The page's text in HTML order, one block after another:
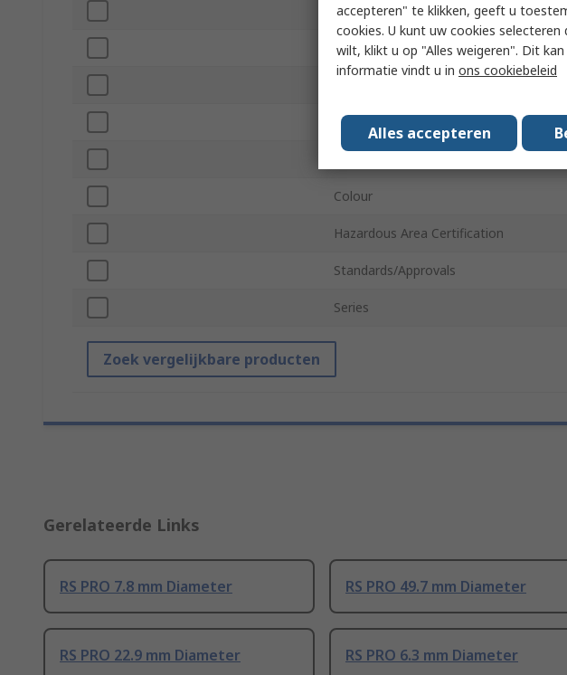
Product Type
Threaded
Material
Colour
Hazardous Area Certification
Standards/Approvals
Series
Zoek vergelijkbare producten
Gerelateerde Links
RS PRO 7.8 mm Diameter RS PRO 49.7 mm Diameter
RS PRO 22.9 mm Diameter RS PRO 6.3 mm Diameter
accepteren" te klikken, geeft u
cookies. U kunt uw cookies
wilt, klikt u op "Alles weigeren". Dit
informatie vindt u in ons cookiebeleid
Alles accepteren